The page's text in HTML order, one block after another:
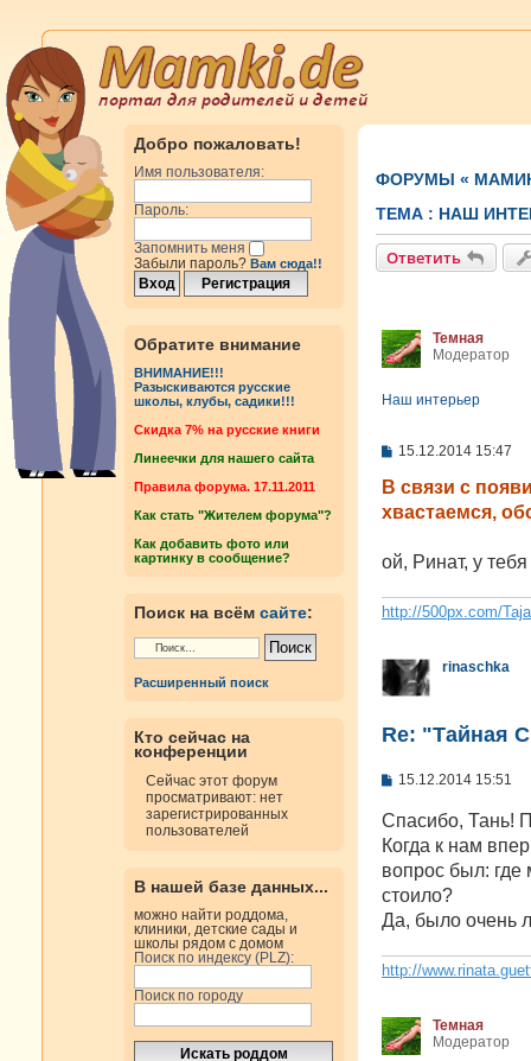
Добро пожаловать!
Имя пользователя:
Пароль:
Запомнить меня
Забыли пароль? Вам сюда!!
Обратите внимание
ВНИМАНИЕ!!!
Разыскиваются русские
школы, клубы, садики!!!
Cкидка 7% на русские книги
Линеечки для нашего сайта
Правила форума. 17.11.2011
Как стать "Жителем форума"?
Как добавить фото или
картинку в сообщение?
Поиск на всём сайте:
Расширенный поиск
Кто сейчас на
конференции
Сейчас этот форум
просматривают: нет
зарегистрированных
пользователей
В нашей базе данных...
можно найти роддома,
клиники, детские сады и
школы рядом с домом
Поиск по индексу (PLZ):
Поиск по городу
ФОРУМЫ «
ТЕМА : НАШ
Ответить
Темная
Модератор
Наш интерьер
С
о
щ
н
и
15.12.2014 15:47
В связи с
хвастаемся,
ой, Ринат, у
http://500px.com/
rinaschka
Re: "Тайная
С
о
б
щ
н
и
15.12.2014 15:51
Спасибо, Тань!
Когда к нам
вопрос был:
стоило?
Да, было очень
http://
Темная
Модератор